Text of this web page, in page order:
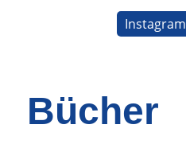
Instagram
Bücher